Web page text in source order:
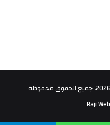
Raji Web